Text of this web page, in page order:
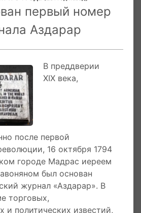
«Азгакиц» остро
армянских богачей,
армянские учебные
за обеими
один и тот же человек, и
редактор - Арутюн
армяне не помогли
редакции, и с таким
свет первый армянский
после 18 выпусков в
Арутюн Шмавонян был
издание журнала.
Арутюн Шмавонян
либо значительной
Лео, он разбазарил
первый номер
Аздарар
В преддверии
XIX века,
после первой
16 октября 1794
городе Мадрас иереем
был основан
журнал «Аздарар». В
торговых,
и политических известий,